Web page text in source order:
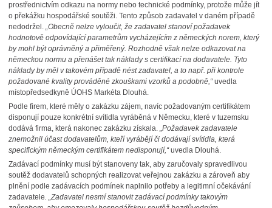
prostřednictvím odkazu na normy nebo technické podmínky, protože může jít
o překážku hospodářské soutěži. Tento způsob zadavatel v daném případě
nedodržel. „Obecně nelze vyloučit, že zadavatel stanoví požadavek
hodnotově odpovídající parametrům vycházejícím z německých norem, který
by mohl být oprávněný a přiměřený. Rozhodně však nelze odkazovat na
německou normu a přenášet tak náklady s certifikací na dodavatele. Tyto
náklady by měl v takovém případě nést zadavatel, a to např. při kontrole
požadované kvality prováděné zkouškami vzorků a podobně,“uvedla
místopředsedkyně ÚOHS Markéta Dlouhá.
Podle firem, které měly o zakázku zájem, navíc požadovaným certifikátem
disponují pouze konkrétní svítidla vyráběná v Německu, které v tuzemsku
dodává firma, která nakonec zakázku získala. „Požadavek zadavatele
znemožnil účast dodavatelům, kteří vyrábějí či dodávají svítidla, která
specifickým německým certifikátem nedisponují,“uvedla Dlouhá.
Zadávací podmínky musí být stanoveny tak, aby zaručovaly spravedlivou
soutěž dodavatelů schopných realizovat veřejnou zakázku a zároveň aby
plnění podle zadávacích podmínek naplnilo potřeby a legitimní očekávání
zadavatele. „Zadavatel nesmí stanovit zadávací podmínky takovým